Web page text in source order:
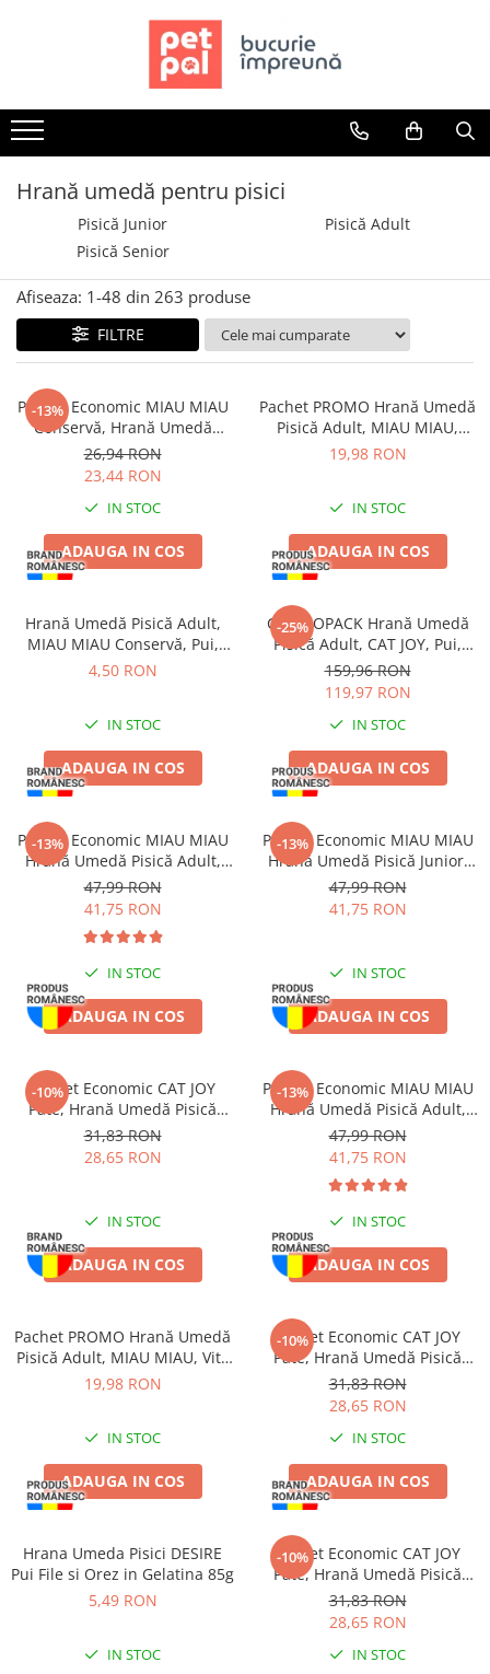
Câini
Hrană Uscată Câini
Câine Junior
Câine Senior
Câine Junior
Câine Adult
Diete Veterinare Câini
Uscată
Umedă
Recompense Câini
Piele Presată
Proteice
Cremoase
Pernuțe
Îngrijire Câini
Antiparazitare Câini
Vitamine Câini
Perii & Piepteni
Accesorii Câini
Culcușuri & Saltele Câini
Castroane și Adapatori
Cuști și Genți
Zgărzi, Lese & Hamuri
Jucării Câini
Haine Câini
Hrană Uscată Pisică
Pisică Junior
Pisică Adult
Pisică Junior
Pisică Adult
Diete Veterinare Pisică
Uscată
Pernuțe
Semi-umede
Umede
Îngrijire Pisici
Igienă Pisici
Hrană umedă pentru pisici
Pisică Junior
Pisică Adult
Pisică Senior
Afiseaza: 1-48 din 263 produse
FILTRE
-13%
Pachet Economic MIAU MIAU
Conservă, Hrană Umedă
Pisică Adult, Pui, 6x415g
26,94 RON
23,44 RON
IN STOC
ADAUGA IN COS
Pachet PROMO Hrană Umedă
Pisică Adult, MIAU MIAU,
Somon în sos, 12x100g
19,98 RON
IN STOC
ADAUGA IN COS
Hrană Umedă Pisică Adult,
MIAU MIAU Conservă, Pui,
415g
4,50 RON
IN STOC
ADAUGA IN COS
-25%
COMBOPACK Hrană Umedă
Pisică Adult, CAT JOY, Pui,
Vită, Curcan și Somon, 96x85g
159,96 RON
119,97 RON
IN STOC
ADAUGA IN COS
-13%
Pachet Economic MIAU MIAU
Hrană Umedă Pisică Adult,
Somon în sos, 24x100g
47,99 RON
41,75 RON
IN STOC
ADAUGA IN COS
-13%
Pachet Economic MIAU MIAU
Hrană Umedă Pisică Junior,
Pui în sos, 24x100g
47,99 RON
41,75 RON
IN STOC
ADAUGA IN COS
-10%
Pachet Economic CAT JOY
Pate, Hrană Umedă Pisică
Adult, Pasăre, 16x100g
31,83 RON
28,65 RON
IN STOC
ADAUGA IN COS
-13%
Pachet Economic MIAU MIAU
Hrană Umedă Pisică Adult,
Sterilizată, Pui în sos, 24x100g
47,99 RON
41,75 RON
IN STOC
ADAUGA IN COS
Pachet PROMO Hrană Umedă
Pisică Adult, MIAU MIAU, Vită
în sos, 12x100g
19,98 RON
IN STOC
ADAUGA IN COS
-10%
Pachet Economic CAT JOY
Pate, Hrană Umedă Pisică
Adult, Pește, 16x100g
31,83 RON
28,65 RON
IN STOC
ADAUGA IN COS
Hrana Umeda Pisici DESIRE
Pui File si Orez in Gelatina 85g
5,49 RON
IN STOC
-10%
Pachet Economic CAT JOY
Pate, Hrană Umedă Pisică
Adult, Vită, 16x100g
31,83 RON
28,65 RON
IN STOC